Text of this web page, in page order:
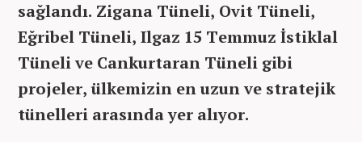
sağlandı. Zigana Tüneli, Ovit Tüneli,
Eğribel Tüneli, Ilgaz 15 Temmuz İstiklal
Tüneli ve Cankurtaran Tüneli gibi
projeler, ülkemizin en uzun ve stratejik
tünelleri arasında yer alıyor.